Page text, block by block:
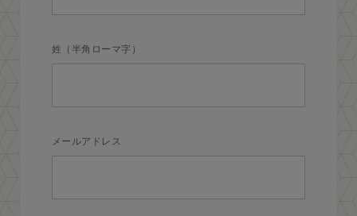
姓（半角ローマ字）
メールアドレス